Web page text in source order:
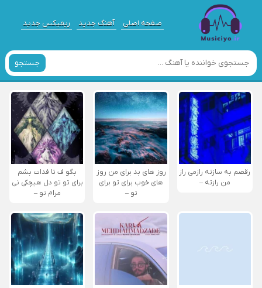
صفحه اصلی آهنگ جدید ریمیکس جدید
جستجو
رقصم به سازته رازمی راز
من رازته –
روز های بد برای من روز
های خوب برای تو برای
تو –
بگو ف تا فدات بشم
برای تو تو دل هیچکی نی
مرام تو –